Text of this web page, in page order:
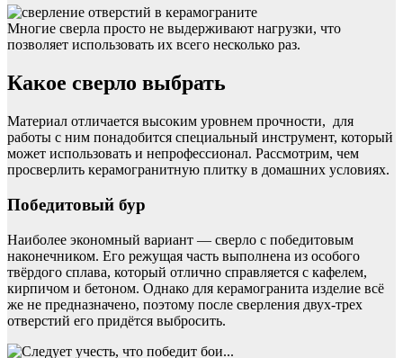
Многие сверла просто не выдерживают нагрузки, что
позволяет использовать их всего несколько раз.
Какое сверло выбрать
Материал отличается высоким уровнем прочности, для
работы с ним понадобится специальный инструмент, который
может использовать и непрофессионал. Рассмотрим, чем
просверлить керамогранитную плитку в домашних условиях.
Победитовый бур
Наиболее экономный вариант — сверло с победитовым
наконечником. Его режущая часть выполнена из особого
твёрдого сплава, который отлично справляется с кафелем,
кирпичом и бетоном. Однако для керамогранита изделие всё
же не предназначено, поэтому после сверления двух-трех
отверстий его придётся выбросить.